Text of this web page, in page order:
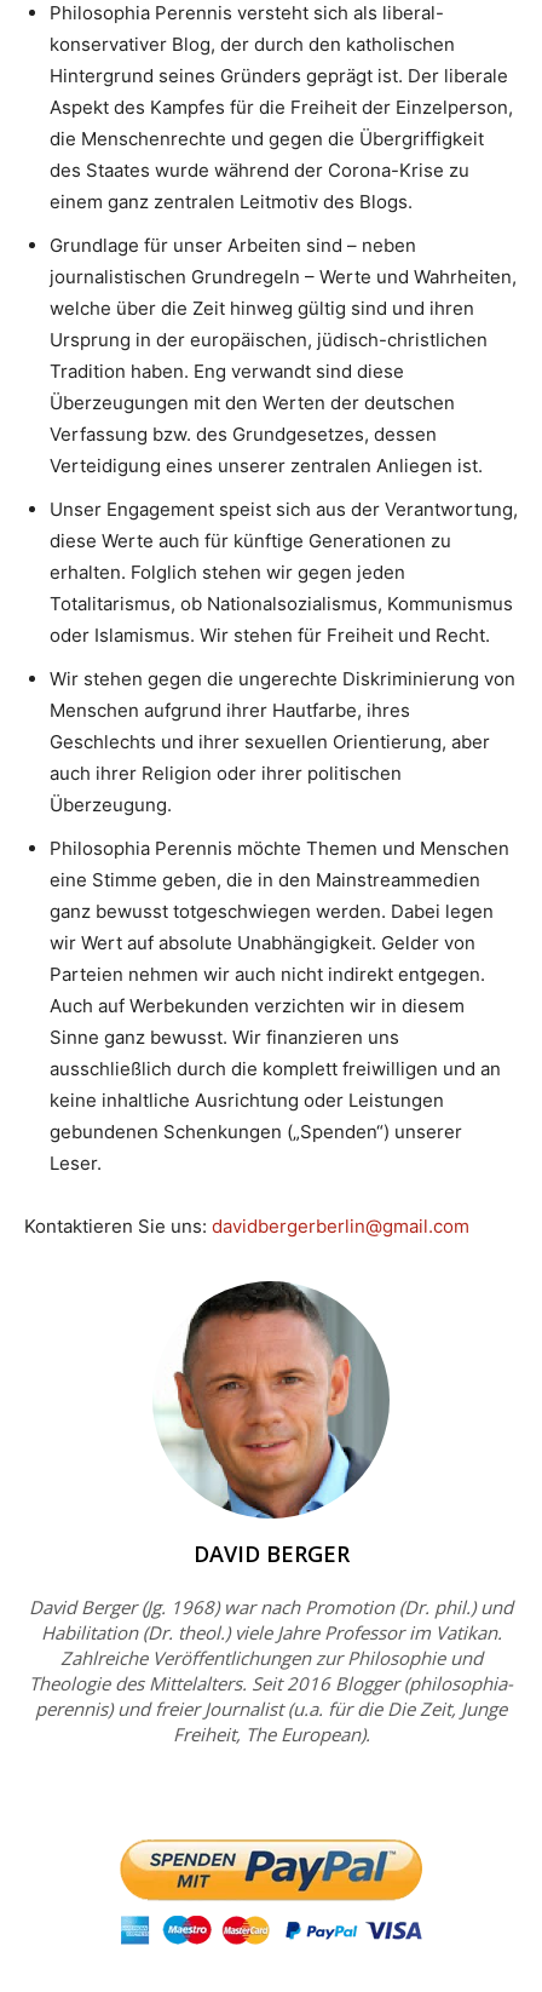
Philosophia Perennis versteht sich als liberal-
konservativer Blog, der durch den katholischen
Hintergrund seines Gründers geprägt ist. Der liberale
Aspekt des Kampfes für die Freiheit der Einzelperson,
die Menschenrechte und gegen die Übergriffigkeit
des Staates wurde während der Corona-Krise zu
einem ganz zentralen Leitmotiv des Blogs.
Grundlage für unser Arbeiten sind – neben
journalistischen Grundregeln – Werte und Wahrheiten,
welche über die Zeit hinweg gültig sind und ihren
Ursprung in der europäischen, jüdisch-christlichen
Tradition haben. Eng verwandt sind diese
Überzeugungen mit den Werten der deutschen
Verfassung bzw. des Grundgesetzes, dessen
Verteidigung eines unserer zentralen Anliegen ist.
Unser Engagement speist sich aus der Verantwortung,
diese Werte auch für künftige Generationen zu
erhalten. Folglich stehen wir gegen jeden
Totalitarismus, ob Nationalsozialismus, Kommunismus
oder Islamismus. Wir stehen für Freiheit und Recht.
Wir stehen gegen die ungerechte Diskriminierung von
Menschen aufgrund ihrer Hautfarbe, ihres
Geschlechts und ihrer sexuellen Orientierung, aber
auch ihrer Religion oder ihrer politischen
Überzeugung.
Philosophia Perennis möchte Themen und Menschen
eine Stimme geben, die in den Mainstreammedien
ganz bewusst totgeschwiegen werden. Dabei legen
wir Wert auf absolute Unabhängigkeit. Gelder von
Parteien nehmen wir auch nicht indirekt entgegen.
Auch auf Werbekunden verzichten wir in diesem
Sinne ganz bewusst. Wir finanzieren uns
ausschließlich durch die komplett freiwilligen und an
keine inhaltliche Ausrichtung oder Leistungen
gebundenen Schenkungen („Spenden“) unserer
Leser.
Kontaktieren Sie uns: davidbergerberlin@gmail.com
DAVID BERGER
David Berger (Jg. 1968) war nach Promotion (Dr. phil.) und
Habilitation (Dr. theol.) viele Jahre Professor im Vatikan.
Zahlreiche Veröffentlichungen zur Philosophie und
Theologie des Mittelalters. Seit 2016 Blogger (philosophia-
perennis) und freier Journalist (u.a. für die Die Zeit, Junge
Freiheit, The European).